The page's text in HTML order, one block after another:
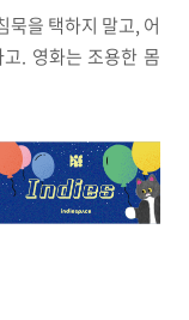
묵을 택하지 말고, 어
. 영화는 조용한 몸